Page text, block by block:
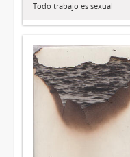
Todo trabajo es sexual